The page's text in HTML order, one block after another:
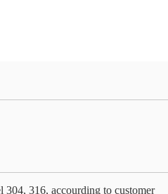
304, 316, accourding to customer